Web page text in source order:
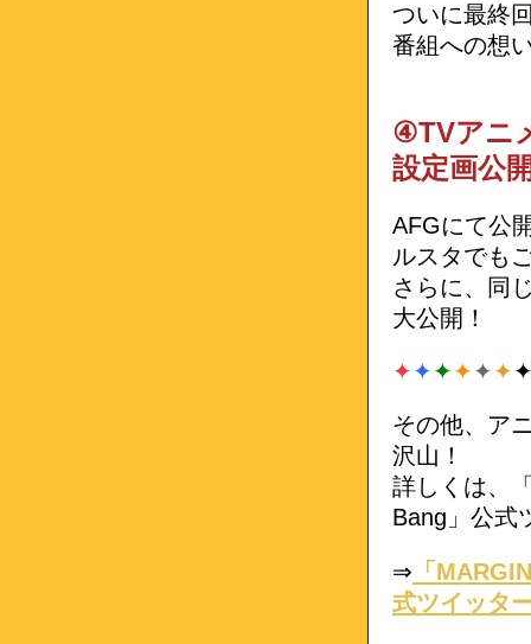
ついに最終
番組への想
④TVアニ
設定画公
AFGにて公
ルスタでも
さらに、同
大公開！
✦✦✦✦✦✦
その他、ア
沢山！
詳しくは、
Bang」公式
⇒ 「
式ツイッタ